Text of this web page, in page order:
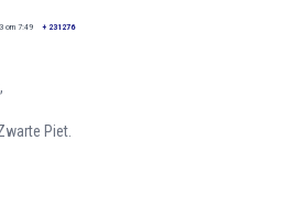
om 7:49 + 231276
Piet.